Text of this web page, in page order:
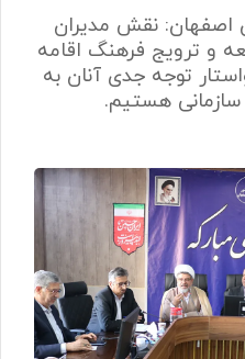
اصفهان: نقش مدیران
و ترویج فرهنگ اقامه
توجه جدی آنان به
سازمانی هستیم.